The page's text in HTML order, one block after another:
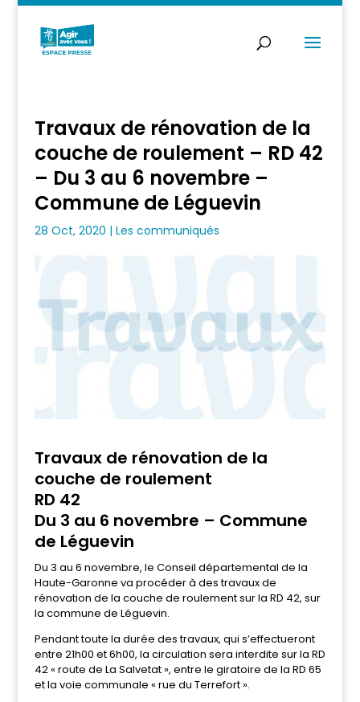
Travaux de rénovation de la
couche de roulement – RD 42
– Du 3 au 6 novembre –
Commune de Léguevin
28 Oct, 2020 | Les communiqués
Travaux de rénovation de la
couche de roulement
RD 42
Du 3 au 6 novembre – Commune
de Léguevin
Du 3 au 6 novembre, le Conseil départemental de la
Haute-Garonne va procéder à des travaux de
rénovation de la couche de roulement sur la RD 42, sur
la commune de Léguevin.
Pendant toute la durée des travaux, qui s’effectueront
entre 21h00 et 6h00, la circulation sera interdite sur la RD
42 « route de La Salvetat », entre le giratoire de la RD 65
et la voie communale « rue du Terrefort ».